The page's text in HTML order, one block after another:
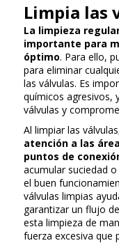
Limpia las
La limpieza
importante para
óptimo. Para ello,
para eliminar
las válvulas. Es
químicos agresivos,
válvulas y
Al limpiar las
atención a las
puntos de
acumular suciedad
el buen
válvulas limpias
garantizar un flujo
esta limpieza de
fuerza excesiva que